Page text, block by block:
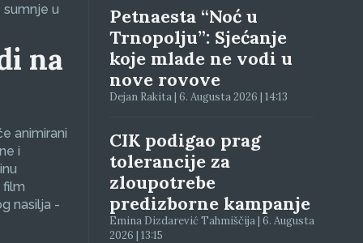
u
na
animirani
i
film
nasilja -
Petnaesta “Noć u
Trnopolju”: Sjećanje
koje mlade ne vodi u
nove rovove
Dejan Rakita | 6. Augusta 2026 | 14:13
CIK podigao prag
tolerancije za
zloupotrebe
predizborne kampanje
Emina Dizdarević Tahmiščija | 6. Augusta
2026 | 13:15